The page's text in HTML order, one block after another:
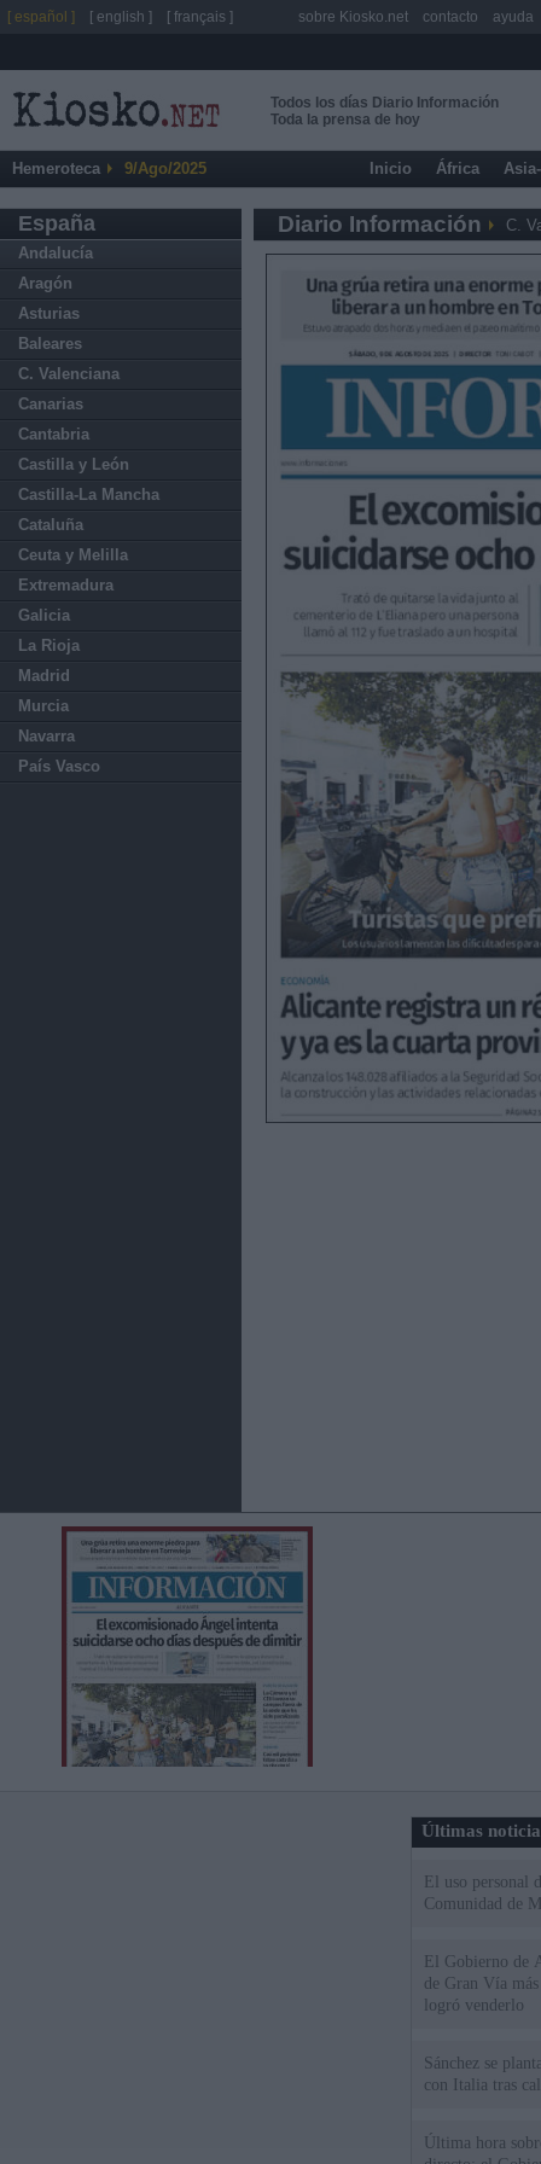
Todos los días Diario Información
Toda la prensa de hoy
Hemeroteca 9/Ago/2025 Inicio África
España
Andalucía
Aragón
Asturias
Baleares
C. Valenciana
Canarias
Cantabria
Castilla y León
Castilla-La Mancha
Cataluña
Ceuta y Melilla
Extremadura
Galicia
La Rioja
Madrid
Murcia
Navarra
País Vasco
Diario Información C.
Últimas
El uso personal
Comunidad de
El Gobierno de
de Gran Vía
logró venderlo
Sánchez se
con Italia tras
Última hora
[ español ] [ english ] [ français ] sobre Kiosko.net contacto ayuda